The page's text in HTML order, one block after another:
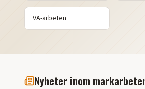
VA-arbeten
Nyheter inom